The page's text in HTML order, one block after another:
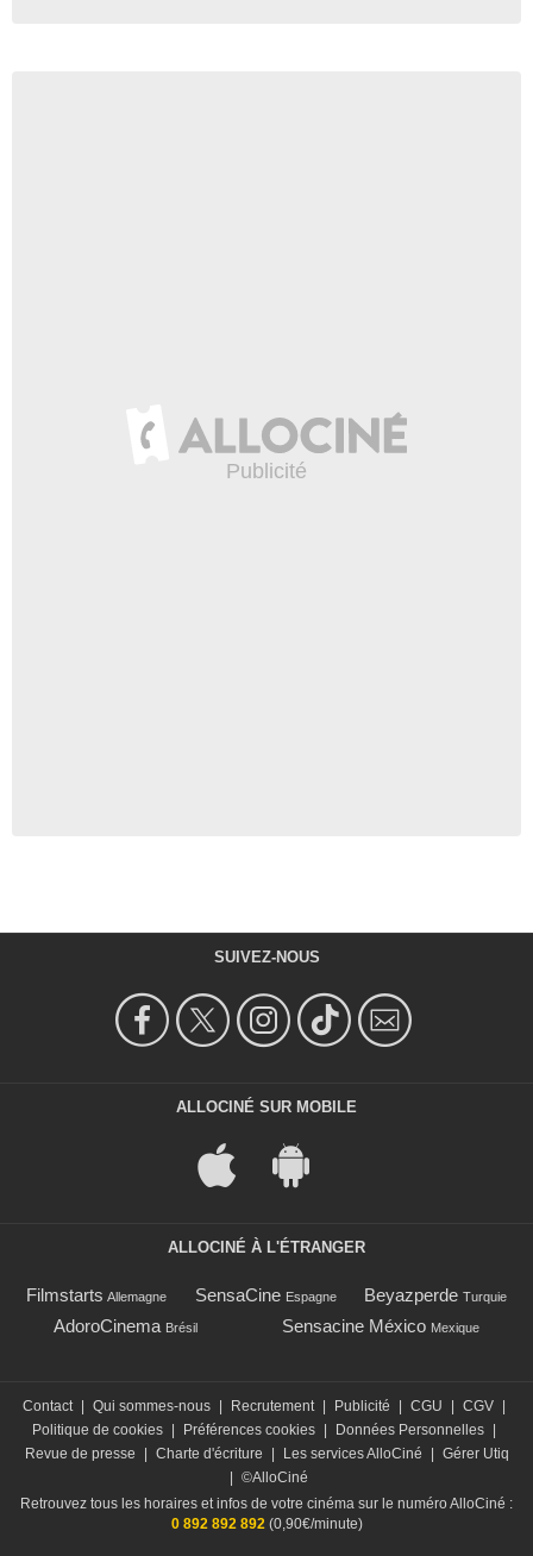
SUIVEZ-NOUS
ALLOCINÉ SUR MOBILE
ALLOCINÉ À L'ÉTRANGER
Filmstarts Allemagne SensaCine Espagne Beyazperde Turquie
AdoroCinema Brésil Sensacine México Mexique
Contact Qui sommes-nous Recrutement Publicité CGU CGV
Politique de cookies
Préférences cookies Données Personnelles
Revue de presse
Charte d'écriture Les services AlloCiné
Gérer Utiq
©AlloCiné
Retrouvez tous les horaires et infos de votre cinéma sur le numéro AlloCiné :
0 892 892 892(0,90€/minute)